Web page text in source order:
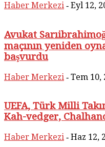
Haber Merkezi - Eyl 12,
Avukat
maçının yeniden
başvurdu
Haber Merkezi - Tem 10,
UEFA, Türk Milli
Kah-vedger,
Haber Merkezi - Haz 12,